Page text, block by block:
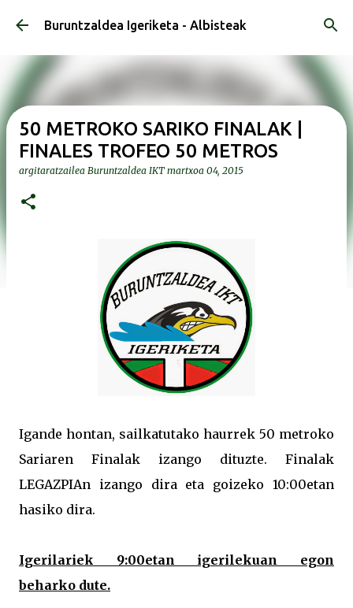
Saltatu eta joan eduki nagusira
Buruntzaldea Igeriketa - Albisteak
50 METROKO SARIKO FINALAK |
FINALES TROFEO 50 METROS
argitaratzailea Buruntzaldea IKT martxoa 04, 2015
Igande hontan, sailkatutako haurrek 50 metroko
Sariaren Finalak izango dituzte. Finalak
LEGAZPIAn izango dira eta goizeko 10:00etan
hasiko dira.
Igerilariek 9:00etan igerilekuan egon
beharko dute.